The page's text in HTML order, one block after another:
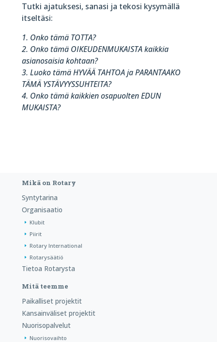
Tutki ajatuksesi, sanasi ja tekosi kysymällä
itseltäsi:
1. Onko tämä TOTTA?
2. Onko tämä OIKEUDENMUKAISTA kaikkia
asianosaisia kohtaan?
3. Luoko tämä HYVÄÄ TAHTOA ja PARANTAAKO
TÄMÄ YSTÄVYYSSUHTEITA?
4. Onko tämä kaikkien osapuolten EDUN
MUKAISTA?
Mikä on Rotary
Syntytarina
Organisaatio
Klubit
Piirit
Rotary International
Rotarysäätiö
Tietoa Rotarysta
Mitä teemme
Paikalliset projektit
Kansainväliset projektit
Nuorisopalvelut
Nuorisovaihto